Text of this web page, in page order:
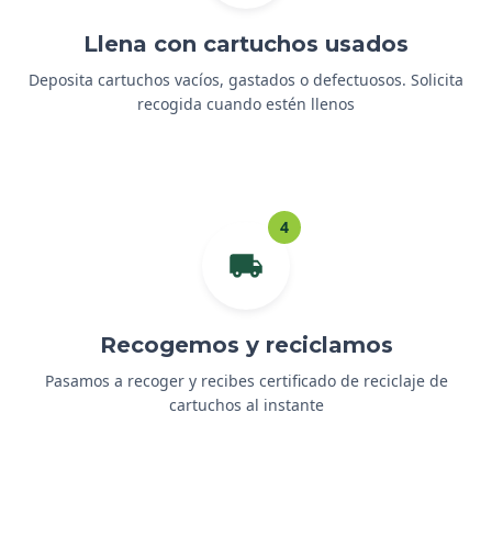
Llena con cartuchos usados
Deposita cartuchos vacíos, gastados o defectuosos. Solicita
recogida cuando estén llenos
4
Recogemos y reciclamos
Pasamos a recoger y recibes certificado de reciclaje de
cartuchos al instante